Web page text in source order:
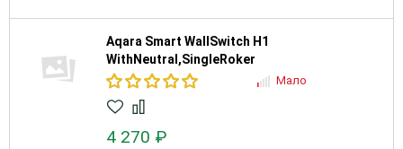
Aqara Smart WallSwitch H1
WithNeutral,SingleRoker
Мало
4 270 ₽